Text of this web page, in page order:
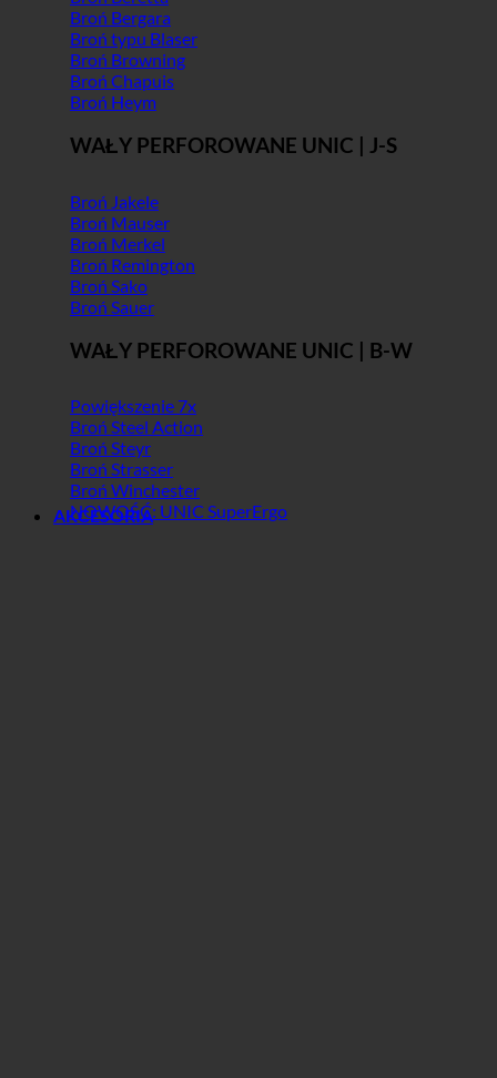
Broń Bergara
Broń typu Blaser
Broń Browning
Broń Chapuis
Broń Heym
WAŁY PERFOROWANE UNIC | J-S
Broń Jakele
Broń Mauser
Broń Merkel
Broń Remington
Broń Sako
Broń Sauer
WAŁY PERFOROWANE UNIC | B-W
Powiększenie 7x
Broń Steel Action
Broń Steyr
Broń Strasser
Broń Winchester
NOWOŚĆ: UNIC SuperErgo
AKCESORIA